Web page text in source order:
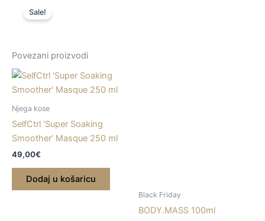
Sale!
količina
Povezani proizvodi
Njega kose
SelfCtrl ‘Super Soaking
Smoother’ Masque 250 ml
49,00€
Dodaj u košaricu
Black Friday
BODY.MASS 100ml